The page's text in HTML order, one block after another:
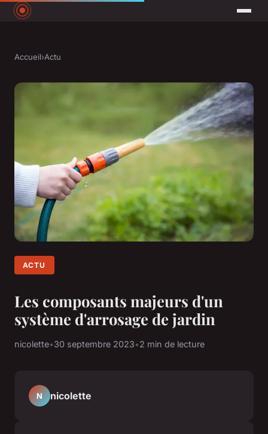
Accueil›Actu
ACTU
Les composants majeurs d'un
système d'arrosage de jardin
nicolette•30 septembre 2023•2 min de lecture
N nicolette